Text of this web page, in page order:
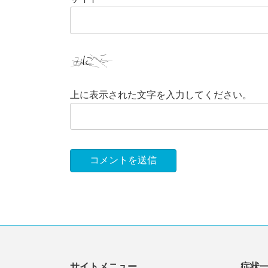
上に表示された文字を入力してください。